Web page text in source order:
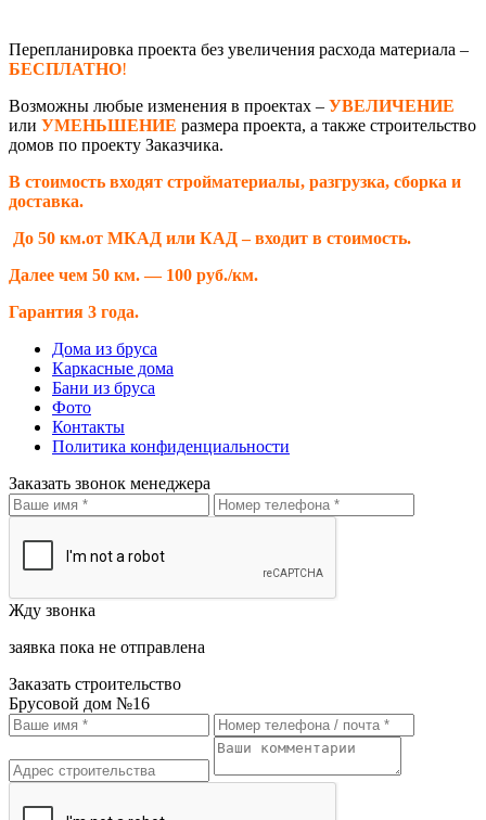
Перепланировка проекта без увеличения расхода материала –
БЕСПЛАТНО!
Возможны любые изменения в проектах – УВЕЛИЧЕНИЕ
или УМЕНЬШЕНИЕ размера проекта, а также строительство
домов по проекту Заказчика.
В стоимость входят стройматериалы, разгрузка, сборка и
доставка.
До 50 км.от МКАД или КАД – входит в стоимость.
Далее чем 50 км. — 100 руб./км.
Гарантия 3 года.
Дома из бруса
Каркасные дома
Бани из бруса
Фото
Контакты
Политика конфиденциальности
Заказать звонок менеджера
Жду звонка
заявка пока не отправлена
Заказать строительство
Брусовой дом №16